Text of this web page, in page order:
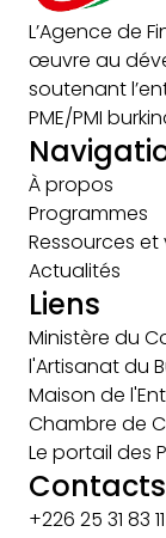
L’Agence de
œuvre au
soutenant
PME/PMI
À propos
Programmes
Ressources et
Actualités
Liens
Ministère du
l'Artisanat du
Maison de
Chambre de
Le portail des
Contacts
+226 25 31 83 11